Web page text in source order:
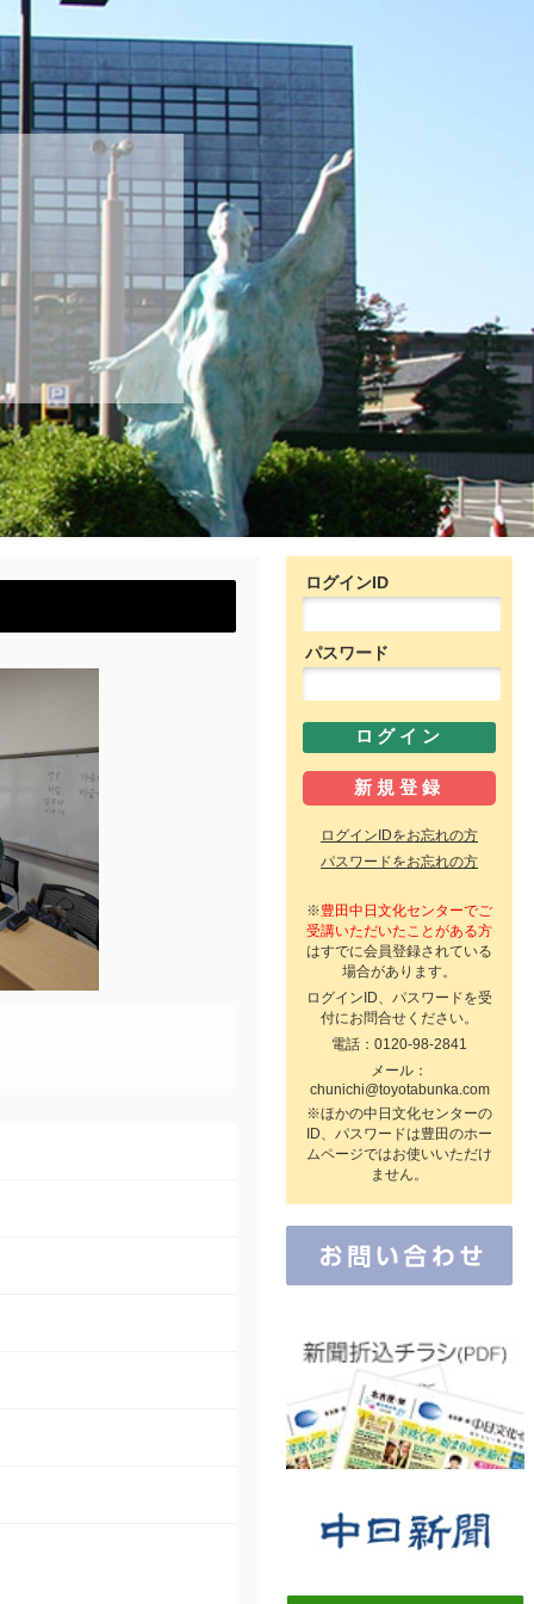
ログインID
パスワード
ログインIDをお忘れの方
パスワードをお忘れの方
※豊田中日文化センターでご
受講いただいたことがある方
はすでに会員登録されている
場合があります。
ログインID、パスワードを受
付にお問合せください。
電話：0120-98-2841
メール：
chunichi@toyotabunka.com
※ほかの中日文化センターの
ID、パスワードは豊田のホー
ムページではお使いいただけ
ません。